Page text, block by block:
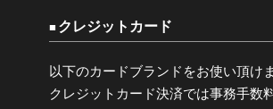
クレジットカード
以下のカードブランドをお使い頂け
クレジットカード決済では事務手数